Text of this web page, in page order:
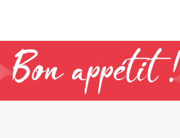
Bon appétit !